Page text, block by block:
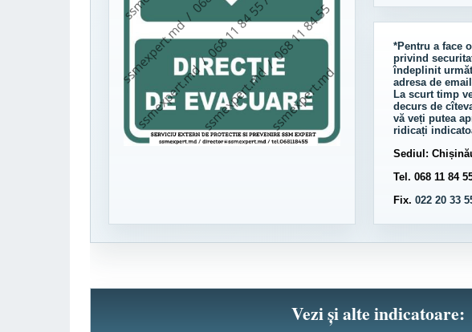
*Pentru a face
privind
îndeplinit
adresa de
La scurt timp
decurs de
vă veți putea
ridicați
Sediul:
Tel. 068 11 84
Fix. 022 20 33
Vezi și alte indicatoare: